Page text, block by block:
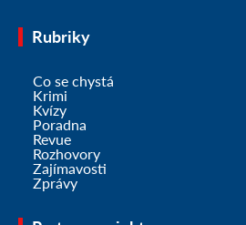
Rubriky
Co se chystá
Krimi
Kvízy
Poradna
Revue
Rozhovory
Zajímavosti
Zprávy